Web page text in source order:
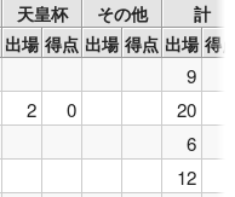
天皇杯 その他
計
出場 得点 出場 得点 出場 得
9
2 0 20
6
12